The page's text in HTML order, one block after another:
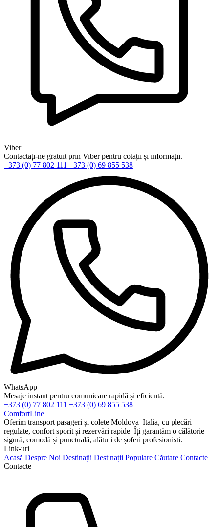
Viber
Contactați-ne gratuit prin Viber pentru cotații și informații.
+373 (0) 77 802 111 +373 (0) 69 855 538
WhatsApp
Mesaje instant pentru comunicare rapidă și eficientă.
+373 (0) 77 802 111 +373 (0) 69 855 538
ComfortLine
Oferim transport pasageri și colete Moldova–Italia, cu plecări
regulate, confort sporit și rezervări rapide. Îți garantăm o călătorie
sigură, comodă și punctuală, alături de șoferi profesioniști.
Link-uri
Acasă Despre Noi Destinații Destinații Populare Căutare Contacte
Contacte